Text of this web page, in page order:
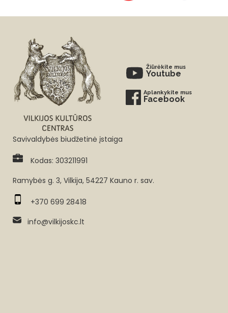
Žiūrėkite mus
Youtube
Aplankykite mus
Facebook
Savivaldybės biudžetinė įstaiga
Kodas: 303211991
Ramybės g. 3, Vilkija, 54227 Kauno r. sav.
+370 699 28418
info@vilkijoskc.lt